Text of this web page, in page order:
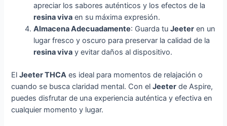
apreciar los sabores auténticos y los efectos de la
resina viva en su máxima expresión.
Almacena Adecuadamente: Guarda tuJeeter en un
lugar fresco y oscuro para preservar la calidad de la
resina viva y evitar daños al dispositivo.
ElJeeter THCA es ideal para momentos de relajación o
cuando se busca claridad mental. Con elJeeter de Aspire,
puedes disfrutar de una experiencia auténtica y efectiva en
cualquier momento y lugar.